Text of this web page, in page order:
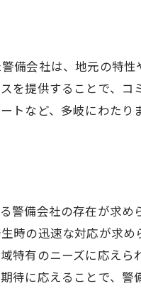
認
ント
備会社は、地元の特
を提供することで、コ
トなど、多岐にわたり
警備会社の存在が求め
時の迅速な対応が求
特有のニーズに応え
待に応えることで、